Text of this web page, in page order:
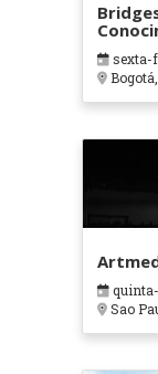
sexta-
Bogotá,
quinta-
Sao